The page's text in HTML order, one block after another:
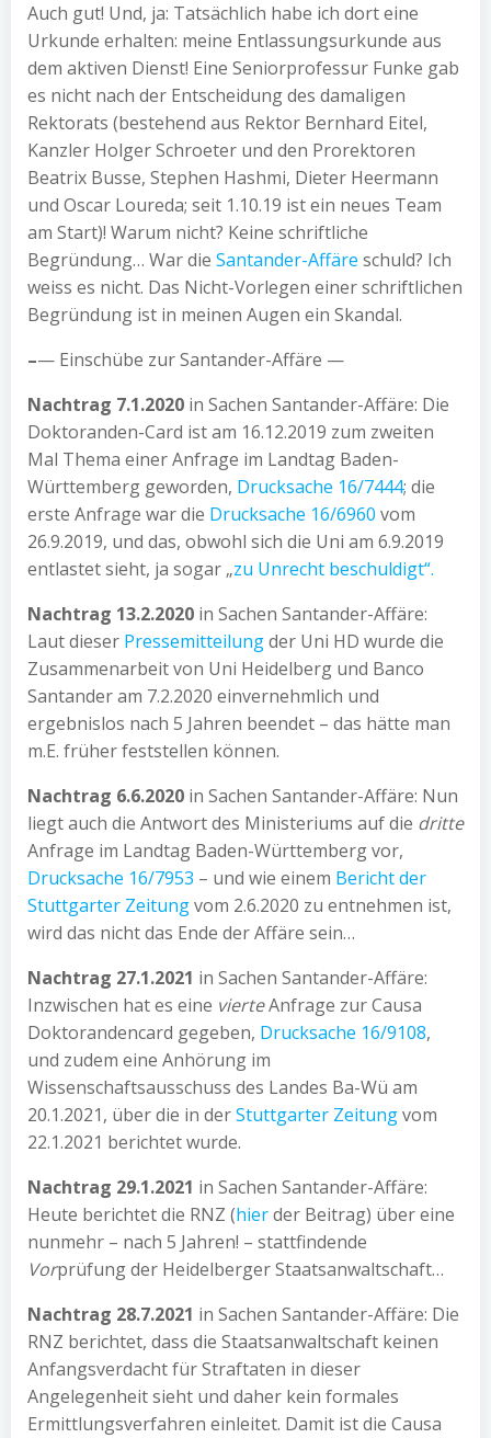
Auch gut! Und, ja: Tatsächlich habe ich dort eine
Urkunde erhalten: meine Entlassungsurkunde aus
dem aktiven Dienst! Eine Seniorprofessur Funke gab
es nicht nach der Entscheidung des damaligen
Rektorats (bestehend aus Rektor Bernhard Eitel,
Kanzler Holger Schroeter und den Prorektoren
Beatrix Busse, Stephen Hashmi, Dieter Heermann
und Oscar Loureda; seit 1.10.19 ist ein neues Team
am Start)! Warum nicht? Keine schriftliche
Begründung… War die Santander-Affäre schuld? Ich
weiss es nicht. Das Nicht-Vorlegen einer schriftlichen
Begründung ist in meinen Augen ein Skandal.
–— Einschübe zur Santander-Affäre —
Nachtrag 7.1.2020 in Sachen Santander-Affäre: Die
Doktoranden-Card ist am 16.12.2019 zum zweiten
Mal Thema einer Anfrage im Landtag Baden-
Württemberg geworden, Drucksache 16/7444; die
erste Anfrage war die Drucksache 16/6960 vom
26.9.2019, und das, obwohl sich die Uni am 6.9.2019
entlastet sieht, ja sogar „zu Unrecht beschuldigt“.
Nachtrag 13.2.2020 in Sachen Santander-Affäre:
Laut dieser Pressemitteilungder Uni HD wurde die
Zusammenarbeit von Uni Heidelberg und Banco
Santander am 7.2.2020 einvernehmlich und
ergebnislos nach 5 Jahren beendet – das hätte man
m.E. früher feststellen können.
Nachtrag 6.6.2020 in Sachen Santander-Affäre: Nun
liegt auch die Antwort des Ministeriums auf die dritte
Anfrage im Landtag Baden-Württemberg vor,
Drucksache 16/7953 – und wie einem Bericht der
Stuttgarter Zeitungvom 2.6.2020 zu entnehmen ist,
wird das nicht das Ende der Affäre sein…
Nachtrag 27.1.2021 in Sachen Santander-Affäre:
Inzwischen hat es eine vierteAnfrage zur Causa
Doktorandencard gegeben, Drucksache 16/9108,
und zudem eine Anhörung im
Wissenschaftsausschuss des Landes Ba-Wü am
20.1.2021, über die in derStuttgarter Zeitungvom
22.1.2021 berichtet wurde.
Nachtrag 29.1.2021 in Sachen Santander-Affäre:
Heute berichtet die RNZ (hierder Beitrag) über eine
nunmehr – nach 5 Jahren! – stattfindende
Vorprüfung der Heidelberger Staatsanwaltschaft…
Nachtrag 28.7.2021 in Sachen Santander-Affäre: Die
RNZ berichtet, dass die Staatsanwaltschaft keinen
Anfangsverdacht für Straftaten in dieser
Angelegenheit sieht und daher kein formales
Ermittlungsverfahren einleitet. Damit ist die Causa